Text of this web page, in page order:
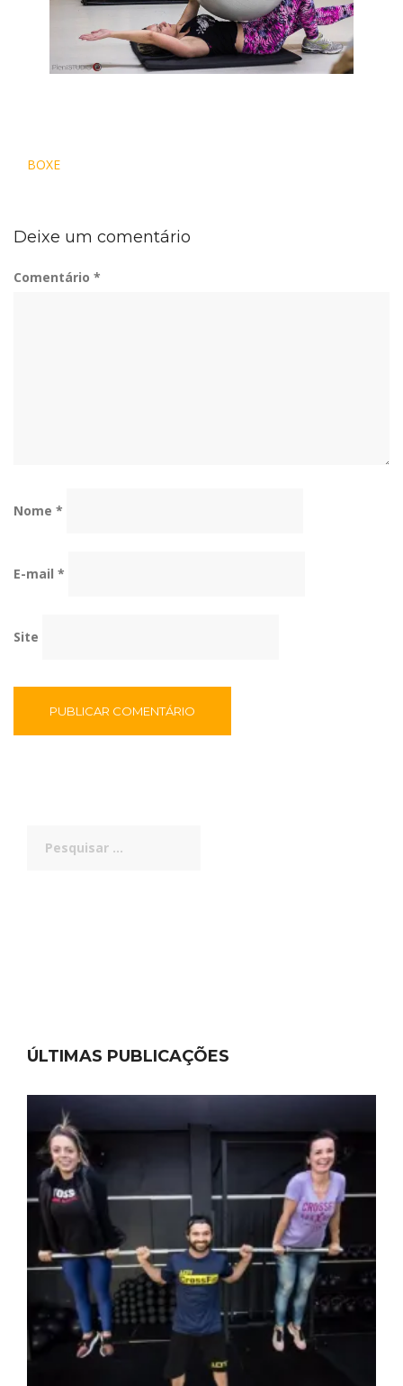
Navegação
BOXE
Deixe um comentário
Comentário *
Nome *
E-mail *
Site
por:
ÚLTIMAS PUBLICAÇÕES